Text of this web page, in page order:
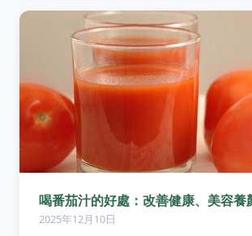
喝番茄汁的好處：改善健康、美容養
2025年12月10日